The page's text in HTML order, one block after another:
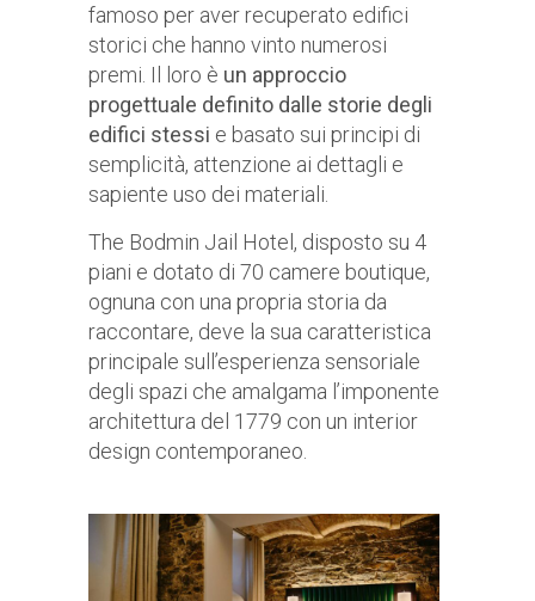
famoso per aver recuperato edifici
storici che hanno vinto numerosi
premi. Il loro è un approccio
progettuale definito dalle storie degli
edifici stessi e basato sui principi di
semplicità, attenzione ai dettagli e
sapiente uso dei materiali.
The Bodmin Jail Hotel, disposto su 4
piani e dotato di 70 camere boutique,
ognuna con una propria storia da
raccontare, deve la sua caratteristica
principale sull’esperienza sensoriale
degli spazi che amalgama l’imponente
architettura del 1779 con un interior
design contemporaneo.